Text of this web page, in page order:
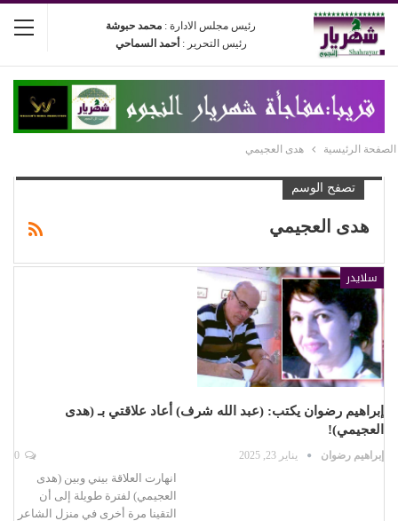
رئيس مجلس الادارة : محمد حبوشة
رئيس التحرير : أحمد السماحي
الصفحة الرئيسية هدى العجيمي
تصفح الوسم
هدى العجيمي
سلايدر
إبراهيم رضوان يكتب: (عبد الله شرف) أعاد علاقتي بـ (هدى
العجيمي)!
إبراهيم رضوان يناير 23, 2025
انهارت العلاقة بيني وبين (هدى
العجيمي) لفترة طويلة إلى أن
التقينا مرة أخرى في منزل الشاعر